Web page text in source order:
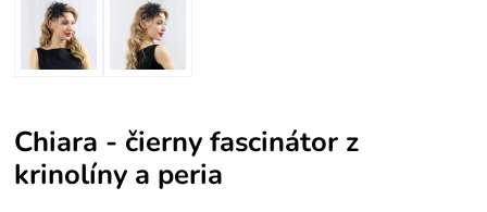
Chiara - čierny fascinátor z
krinolíny a peria